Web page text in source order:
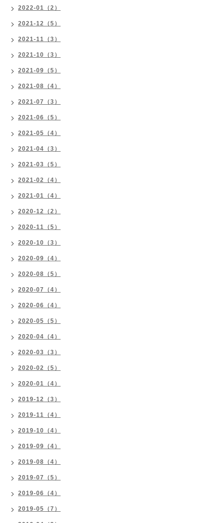
2022-01（2）
2021-12（5）
2021-11（3）
2021-10（3）
2021-09（5）
2021-08（4）
2021-07（3）
2021-06（5）
2021-05（4）
2021-04（3）
2021-03（5）
2021-02（4）
2021-01（4）
2020-12（2）
2020-11（5）
2020-10（3）
2020-09（4）
2020-08（5）
2020-07（4）
2020-06（4）
2020-05（5）
2020-04（4）
2020-03（3）
2020-02（5）
2020-01（4）
2019-12（3）
2019-11（4）
2019-10（4）
2019-09（4）
2019-08（4）
2019-07（5）
2019-06（4）
2019-05（7）